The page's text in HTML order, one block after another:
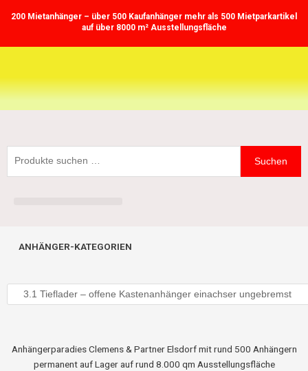
Inhalt200 Mietanhänger – über 500 Kaufanhänger mehr als 500 Mietparkartikel
auf über 8000 m² Ausstellungsfläche
Suchen
ANHÄNGER-KATEGORIEN
Anhängerparadies Clemens & Partner Elsdorf mit rund 500 Anhängern
permanent auf Lager auf rund 8.000 qm Ausstellungsfläche